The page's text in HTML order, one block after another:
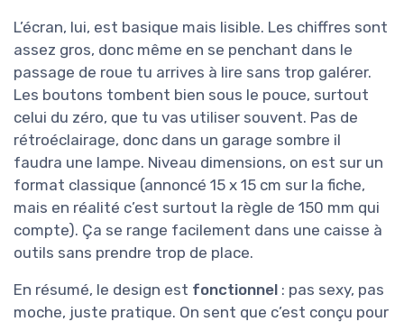
L’écran, lui, est basique mais lisible. Les chiffres sont
assez gros, donc même en se penchant dans le
passage de roue tu arrives à lire sans trop galérer.
Les boutons tombent bien sous le pouce, surtout
celui du zéro, que tu vas utiliser souvent. Pas de
rétroéclairage, donc dans un garage sombre il
faudra une lampe. Niveau dimensions, on est sur un
format classique (annoncé 15 x 15 cm sur la fiche,
mais en réalité c’est surtout la règle de 150 mm qui
compte). Ça se range facilement dans une caisse à
outils sans prendre trop de place.
En résumé, le design est fonctionnel : pas sexy, pas
moche, juste pratique. On sent que c’est conçu pour